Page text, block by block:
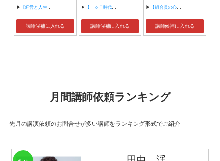
▶ 【経営と人生がHappyになる3つのキーワード】
講師候補に入れる
▶ 【ＩｏＴ時代にニッポンの製造業が一気に抜け出す！！ ～世界トップシェアのセンサーとロボットで戦え！】
講師候補に入れる
▶ 【組合員の心をぐっと掴むコミュニケーション術～組合員が「あなたが言うなら」と動き出す３ステップ～】
講師候補に入れる
月間講師依頼ランキング
先月の講演依頼のお問合せが多い講師をランキング形式でご紹介